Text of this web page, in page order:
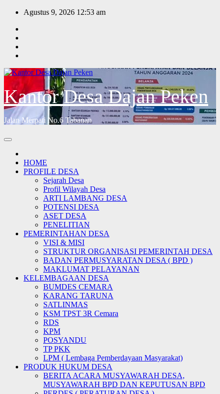
Skip
content
Agustus 9, 2026 12:53 am
Kantor Desa Dajan Peken
Jalan Merpati No.6 Tabanan
HOME
PROFILE DESA
Sejarah Desa
Profil Wilayah Desa
ARTI LAMBANG DESA
POTENSI DESA
ASET DESA
PENELITIAN
PEMERINTAHAN DESA
VISI & MISI
STRUKTUR ORGANISASI PEMERINTAH DESA
BADAN PERMUSYARATAN DESA ( BPD )
MAKLUMAT PELAYANAN
KELEMBAGAAN DESA
BUMDES CEMARA
KARANG TARUNA
SATLINMAS
KSM TPST 3R Cemara
RDS
KPM
POSYANDU
TP PKK
LPM ( Lembaga Pemberdayaan Masyarakat)
PRODUK HUKUM DESA
BERITA ACARA MUSYAWARAH DESA,
MUSYAWARAH BPD DAN KEPUTUSAN BPD